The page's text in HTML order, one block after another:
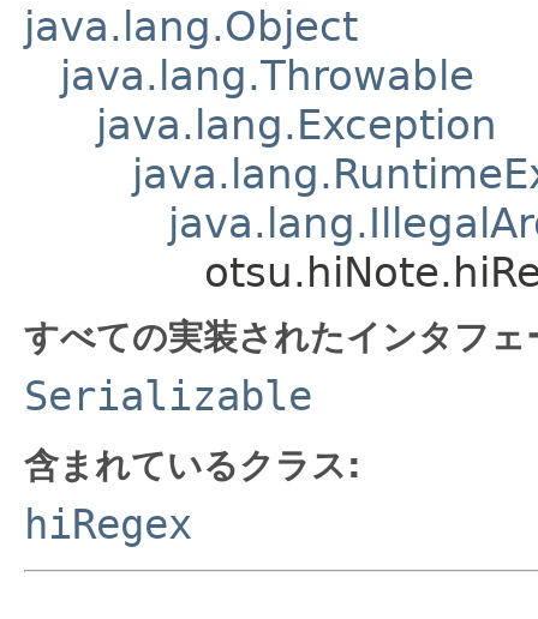
java.lang.Object
java.lang.Throwable
java.lang.Exception
すべての実装されたインタフ
Serializable
含まれているクラス:
hiRegex